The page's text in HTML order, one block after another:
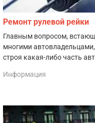
Ремонт рулевой рейки
Главным вопросом,
многими
строя какая-либо часть
Информация